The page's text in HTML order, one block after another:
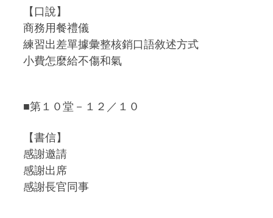
【口說】
商務用餐禮儀
練習出差單據彙整核銷口語敘述方式
小費怎麼給不傷和氣
■第１０堂－１２／１０
【書信】
感謝邀請
感謝出席
感謝長官同事